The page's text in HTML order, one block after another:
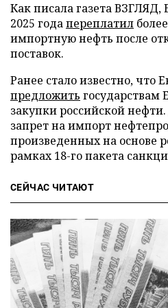
Как писала газета ВЗГЛЯД,
2025 годапереплатил
импортную нефть после
поставок.
Ранее стало известно, что
предложить государствам
закупки российской
запрет на импорт
произведенных на основе
рамках 18-го пакета
СЕЙЧАС ЧИТАЮТ